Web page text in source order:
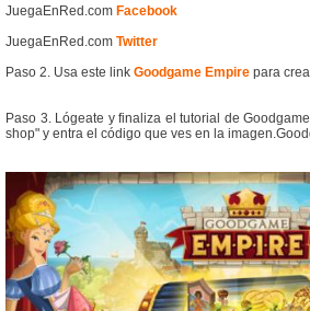
JuegaEnRed.com Facebook
JuegaEnRed.com Twitter
Paso 2. Usa este link Goodgame Empire para
Paso 3. Lógeate y finaliza el tutorial de
shop" y entra el código que ves en la